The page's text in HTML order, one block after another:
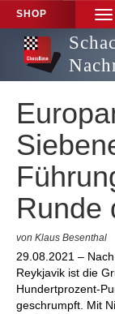
SHOP
Runde
von Klaus Besenthal
29.08.2021 –
Reykjavik ist die
Hundertprozent-
geschrumpft. Mit